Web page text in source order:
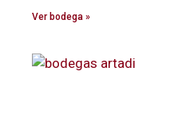
Ver bodega »